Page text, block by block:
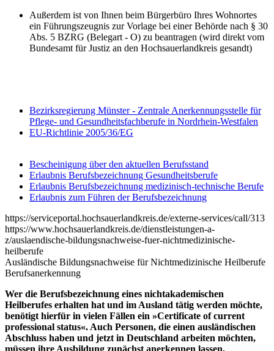
Außerdem ist von Ihnen beim Bürgerbüro Ihres Wohnortes
ein Führungszeugnis zur Vorlage bei einer Behörde nach § 30
Abs. 5 BZRG (Belegart - O) zu beantragen (wird direkt vom
Bundesamt für Justiz an den Hochsauerlandkreis gesandt)
Bezirksregierung Münster - Zentrale Anerkennungsstelle für
Pflege- und Gesundheitsfachberufe in Nordrhein-Westfalen
EU-Richtlinie 2005/36/EG
Bescheinigung über den aktuellen Berufsstand
Erlaubnis Berufsbezeichnung Gesundheitsberufe
Erlaubnis Berufsbezeichnung medizinisch-technische Berufe
Erlaubnis zum Führen der Berufsbezeichnung
https://serviceportal.hochsauerlandkreis.de/externe-services/call/313
https://www.hochsauerlandkreis.de/dienstleistungen-a-
z/auslaendische-bildungsnachweise-fuer-nichtmedizinische-
heilberufe
Ausländische Bildungsnachweise für Nichtmedizinische Heilberufe
Berufsanerkennung
Wer die Berufsbezeichnung eines nichtakademischen
Heilberufes erhalten hat und im Ausland tätig werden möchte,
benötigt hierfür in vielen Fällen ein »Certificate of current
professional status«. Auch Personen, die einen ausländischen
Abschluss haben und jetzt in Deutschland arbeiten möchten,
müssen ihre Ausbildung zunächst anerkennen lassen.